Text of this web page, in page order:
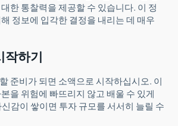
한 통찰력을 제공할 수 있습니다. 이 정
정보에 입각한 결정을 내리는 데 매우
작하기
준비가 되면 소액으로 시작하십시오. 이
을 위험에 빠뜨리지 않고 배울 수 있게
감이 쌓이면 투자 규모를 서서히 늘릴 수